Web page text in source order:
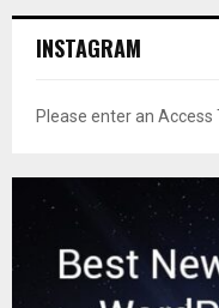
INSTAGRAM
Please enter an Access